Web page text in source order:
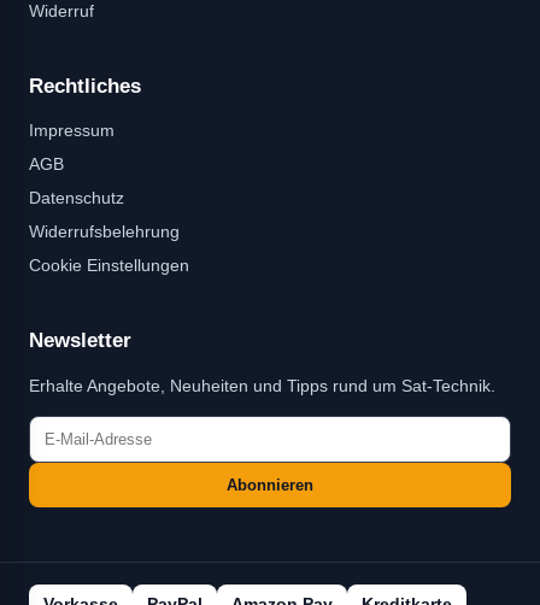
Widerruf
Rechtliches
Impressum
AGB
Datenschutz
Widerrufsbelehrung
Cookie Einstellungen
Newsletter
Erhalte Angebote, Neuheiten und Tipps rund um Sat-Technik.
Abonnieren